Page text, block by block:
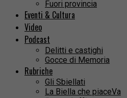
Fuori provincia
Eventi & Cultura
Video
Podcast
Delitti e castighi
Gocce di Memoria
Rubriche
Gli Sbiellati
La Biella che piaceVa